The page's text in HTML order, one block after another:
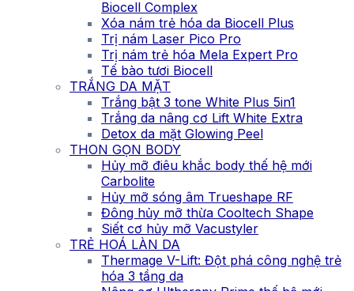
Biocell Complex
Xóa nám trẻ hóa da Biocell Plus
Trị nám Laser Pico Pro
Trị nám trẻ hóa Mela Expert Pro
Tế bào tươi Biocell
TRẮNG DA MẶT
Trắng bật 3 tone White Plus 5in1
Trắng da nâng cơ Lift White Extra
Detox da mặt Glowing Peel
THON GỌN BODY
Hủy mỡ điêu khắc body thế hệ mới
Carbolite
Hủy mỡ sóng âm Trueshape RF
Đông hủy mỡ thừa Cooltech Shape
Siết cơ hủy mỡ Vacustyler
TRẺ HOÁ LÀN DA
Thermage V-Lift: Đột phá công nghệ trẻ
hóa 3 tầng da